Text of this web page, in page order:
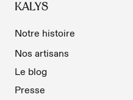
KALYS
Notre histoire
Nos artisans
Le blog
Presse